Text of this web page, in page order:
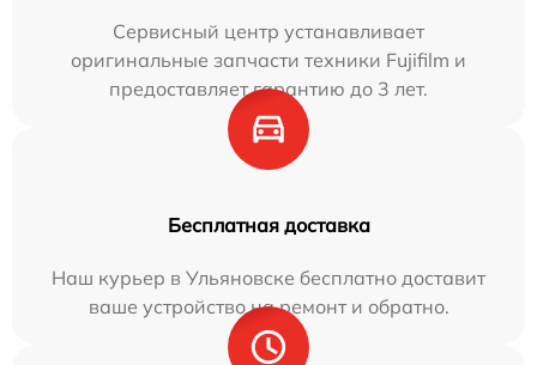
Сервисный центр устанавливает
оригинальные запчасти техники Fujifilm и
предоставляет гарантию до 3 лет.
Бесплатная доставка
Наш курьер в Ульяновске бесплатно доставит
ваше устройство на ремонт и обратно.